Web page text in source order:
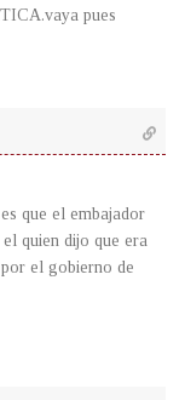
pues
que el embajador
quien dijo que era
el gobierno de